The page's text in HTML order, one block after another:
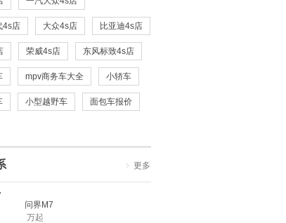
4s店 大众4s店 比亚迪4s店
荣威4s店 东风标致4s店
mpv商务车大全 小轿车
小型越野车 面包车报价
更多
问界M7
万起